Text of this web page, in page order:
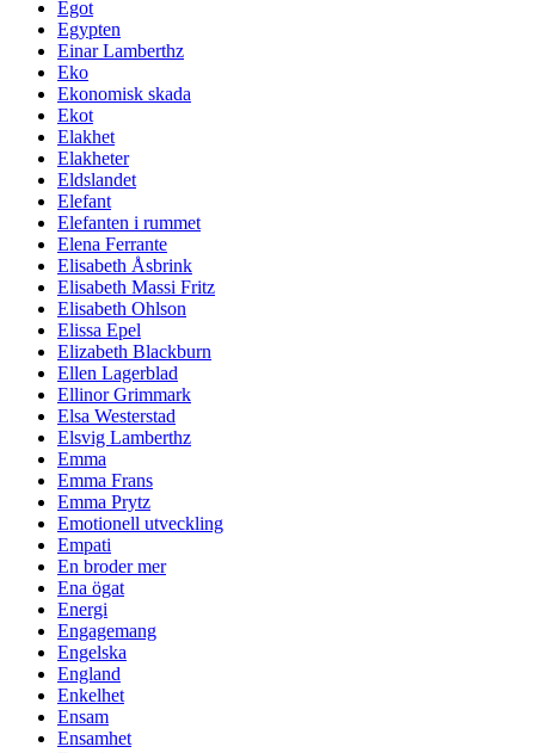
Egot
Egypten
Einar Lamberthz
Eko
Ekonomisk skada
Ekot
Elakhet
Elakheter
Eldslandet
Elefant
Elefanten i rummet
Elena Ferrante
Elisabeth Åsbrink
Elisabeth Massi Fritz
Elisabeth Ohlson
Elissa Epel
Elizabeth Blackburn
Ellen Lagerblad
Ellinor Grimmark
Elsa Westerstad
Elsvig Lamberthz
Emma
Emma Frans
Emma Prytz
Emotionell utveckling
Empati
En broder mer
Ena ögat
Energi
Engagemang
Engelska
England
Enkelhet
Ensam
Ensamhet